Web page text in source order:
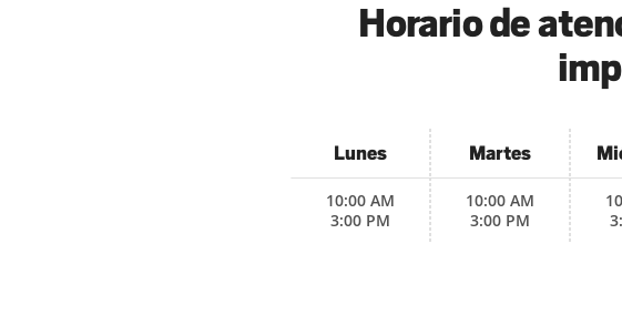
Horario de
Lunes
10:00 AM
3:00 PM
Martes
10:00 AM
3:00 PM